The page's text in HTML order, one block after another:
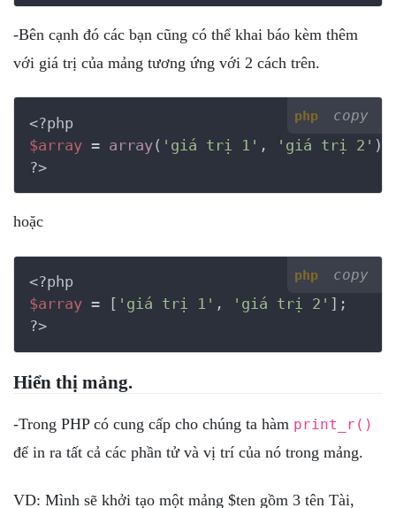
-Bên cạnh đó các bạn cũng có thể khai báo kèm thêm
với giá trị của mảng tương ứng với 2 cách trên.
php copy
<?php
$array = array( 'giá trị 1' , 'giá trị 2'
?>
hoặc
php copy
<?php
$array = [ 'giá trị 1' , 'giá trị 2'
?>
Hiển thị mảng.
-Trong PHP có cung cấp cho chúng ta hàm print_r()
để in ra tất cả các phần tử và vị trí của nó trong mảng.
VD: Mình sẽ khởi tạo một mảng $ten gồm 3 tên Tài,